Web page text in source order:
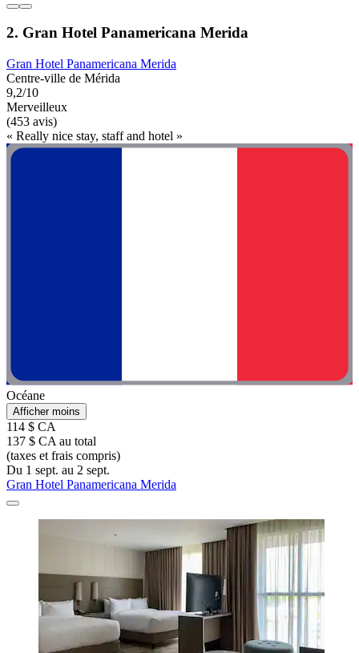
2. Gran Hotel Panamericana Merida
Gran Hotel Panamericana Merida
Centre-ville de Mérida
9,2/10
Merveilleux
(453 avis)
« Really nice stay, staff and hotel »
Océane
Afficher moins
114 $ CA
137 $ CA au total
(taxes et frais compris)
Du 1 sept. au 2 sept.
Gran Hotel Panamericana Merida